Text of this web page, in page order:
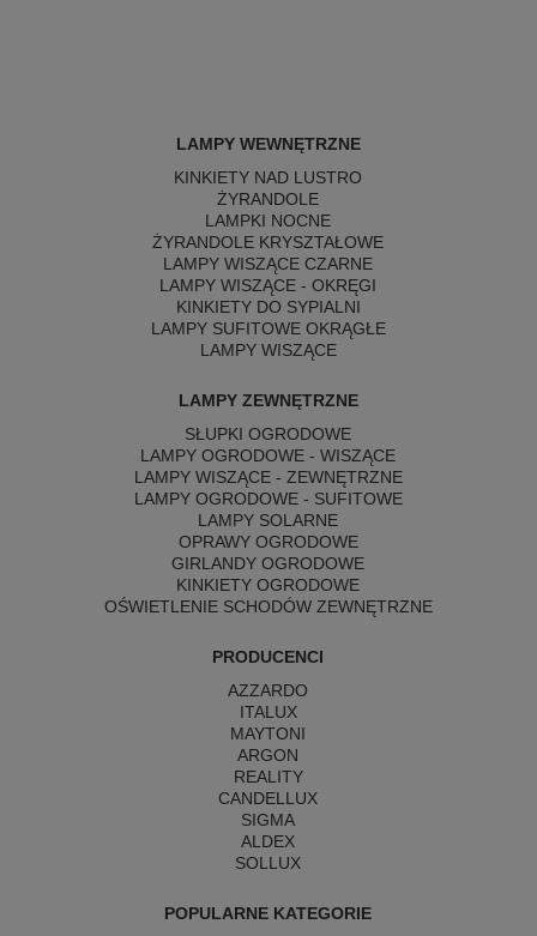
LAMPY WEWNĘTRZNE
KINKIETY NAD LUSTRO
ŻYRANDOLE
LAMPKI NOCNE
ŻYRANDOLE KRYSZTAŁOWE
LAMPY WISZĄCE CZARNE
LAMPY WISZĄCE - OKRĘGI
KINKIETY DO SYPIALNI
LAMPY SUFITOWE OKRĄGŁE
LAMPY WISZĄCE
LAMPY ZEWNĘTRZNE
SŁUPKI OGRODOWE
LAMPY OGRODOWE - WISZĄCE
LAMPY WISZĄCE - ZEWNĘTRZNE
LAMPY OGRODOWE - SUFITOWE
LAMPY SOLARNE
OPRAWY OGRODOWE
GIRLANDY OGRODOWE
KINKIETY OGRODOWE
OŚWIETLENIE SCHODÓW ZEWNĘTRZNE
PRODUCENCI
AZZARDO
ITALUX
MAYTONI
ARGON
REALITY
CANDELLUX
SIGMA
ALDEX
SOLLUX
POPULARNE KATEGORIE